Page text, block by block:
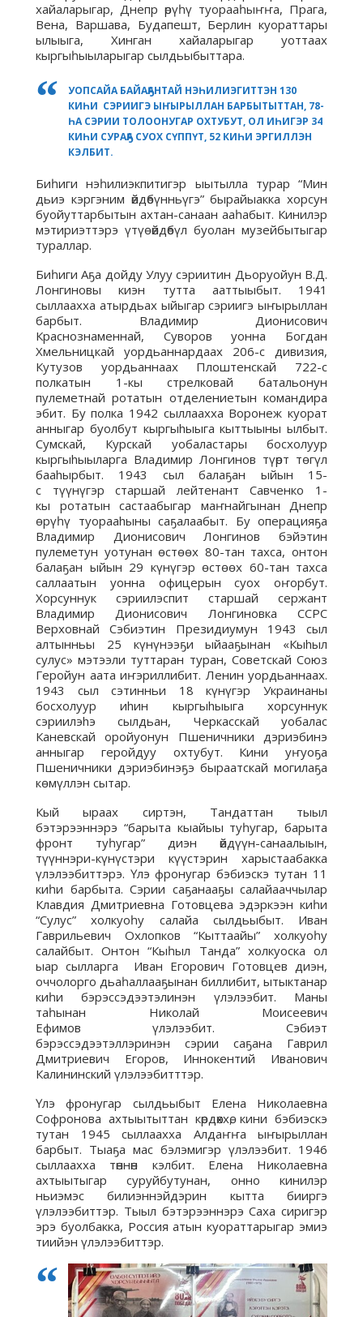
хайаларыгар, Днепр өрүһү туорааһыҥҥа, Прага,
Вена, Варшава, Будапешт, Берлин куораттары
ылыыга, Хинган хайаларыгар уоттаах
кыргыһыыларыгар сылдьыбыттара.
УОПСАЙА БАЙАҔАНТАЙ НЭҺИЛИЭГИТТЭН 130
КИҺИ СЭРИИГЭ ЫҤЫРЫЛЛАН БАРБЫТЫТТАН, 78-
ҺА СЭРИИ ТОЛООНУГАР ОХТУБУТ, ОЛ ИҺИГЭР 34
КИҺИ СУРАҔА СУОХ СҮППҮТ, 52 КИҺИ ЭРГИЛЛЭН
КЭЛБИТ.
Биһиги нэһилиэкпитигэр ыытылла турар “Мин
дьиэ кэргэним өйдөбүнньүгэ” бырайыакка хорсун
буойуттарбытын ахтан-санаан ааһабыт. Кинилэр
мэтириэттэрэ үтүө өйдөбүл буолан музейбытыгар
тураллар.
Биһиги Аҕа дойду Улуу сэриитин Дьоруойун В.Д.
Лонгиновы киэн тутта ааттыыбыт. 1941
сыллаахха атырдьах ыйыгар сэриигэ ыҥырыллан
барбыт. Владимир Дионисович
Краснознаменнай, Суворов уонна Богдан
Хмельницкай уордьаннардаах 206-с дивизия,
Кутузов уордьаннаах Плоштенскай 722-с
полкатын 1-кы стрелковай батальонун
пулеметнай ротатын отделениетын командира
эбит. Бу полка 1942 сыллаахха Воронеж куорат
анныгар буолбут кыргыhыыга кыттыыны ылбыт.
Сумскай, Курскай уобаластары босхолуур
кыргыhыыларга Владимир Лонгинов түөрт тѳгүл
бааhырбыт. 1943 сыл балаҕан ыйын 15-
с түүнүгэр старшай лейтенант Савченко 1-
кы ротатын састаабыгар маҥнайгынан Днепр
ѳрүһү туорааhыны саҕалаабыт. Бу операцияҕа
Владимир Дионисович Лонгинов бэйэтин
пулеметун уотунан ѳстѳѳх 80-тан тахса, онтон
балаҕан ыйын 29 күнүгэр ѳстѳѳх 60-тан тахса
саллаатын уонна офицерын суох оҥорбут.
Хорсуннук сэриилэспит старшай сержант
Владимир Дионисович Лонгиновка ССРС
Верховнай Сэбиэтин Президиумун 1943 сыл
алтынньы 25 күнүнээҕи ыйааҕынан «Кыhыл
сулус» мэтээли туттаран туран, Советскай Союз
Геройун аата иҥэриллибит. Ленин уордьаннаах.
1943 сыл сэтинньи 18 күнүгэр Украинаны
босхолуур иhин кыргыhыыга хорсуннук
сэриилэhэ сылдьан, Черкасскай уобалас
Каневскай оройуонун Пшеничники дэриэбинэ
анныгар геройдуу охтубут. Кини уҥуоҕа
Пшеничники дэриэбинэҕэ быраатскай могилаҕа
кѳмүллэн сытар.
Кый ыраах сиртэн, Тандаттан тыыл
бэтэрээннэрэ “барыта кыайыы туһугар, барыта
фронт туһугар” диэн өйдүүн-санаалыын,
түүннэри-күнүстэри күүстэрин харыстаабакка
үлэлээбиттэрэ. Үлэ фронугар бэбиэскэ тутан 11
киһи барбыта. Сэрии саҕанааҕы салайааччылар
Клавдия Дмитриевна Готовцева эдэркээн киһи
“Сулус” холкуоһу салайа сылдьыбыт. Иван
Гаврильевич Охлопков “Кыттаайы” холкуоһу
салайбыт. Онтон “Кыһыл Танда” холкуоска ол
ыар сылларга Иван Егорович Готовцев диэн,
оччолорго дьаһаллааҕынан биллибит, ытыктанар
киһи бэрэссэдээтэлинэн үлэлээбит. Маны
таһынан Николай Моисеевич
Ефимов үлэлээбит. Сэбиэт
бэрэссэдээтэллэринэн сэрии саҕана Гаврил
Дмитриевич Егоров, Иннокентий Иванович
Калининский үлэлээбитттэр.
Үлэ фронугар сылдьыбыт Елена Николаевна
Софронова ахтыытыттан көрдөххө, кини бэбиэскэ
тутан 1945 сыллаахха Алдаҥҥа ыҥырыллан
барбыт. Тыаҕа мас бэлэмигэр үлэлээбит. 1946
сыллаахха төннөн кэлбит. Елена Николаевна
ахтыытыгар суруйбутунан, онно кинилэр
ньиэмэс билиэннэйдэрин кытта бииргэ
үлэлээбиттэр. Тыыл бэтэрээннэрэ Саха сиригэр
эрэ буолбакка, Россия атын куораттарыгар эмиэ
тиийэн үлэлээбиттэр.